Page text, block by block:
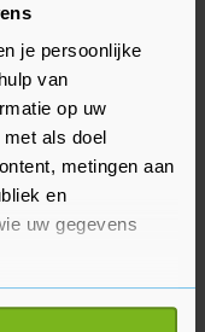
je persoonlijke
van
op uw
als doel
metingen aan
en
uw gegevens
te
te gaan.
en
van de
en
van de
we